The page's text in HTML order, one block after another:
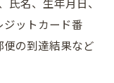
氏名、生年月日、
ットカード番
の到達結果など